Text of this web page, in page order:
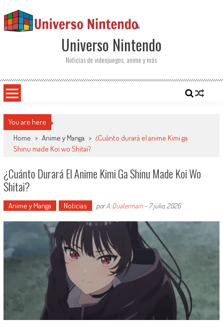
Universo Nintendo
Noticias de videojuegos, anime y más
You are here
Home > Anime y Manga > ¿Cuánto durará el anime Kimi ga
Shinu made Koi wo Shitai?
¿Cuánto Durará El Anime Kimi Ga Shinu Made Koi Wo
Shitai?
Anime y Manga Noticias porA. Quatermain- 7 julio, 2026